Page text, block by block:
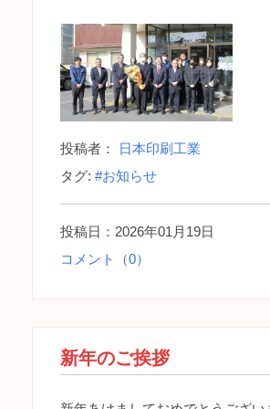
投稿者：
日本印刷工業
タグ: #お知らせ
投稿日：2026年01月19日
コメント（0）
新年のご挨拶